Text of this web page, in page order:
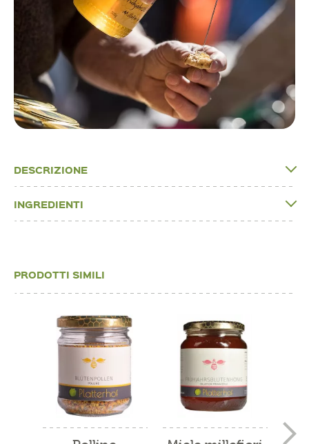
DESCRIZIONE
INGREDIENTI
PRODOTTI SIMILI